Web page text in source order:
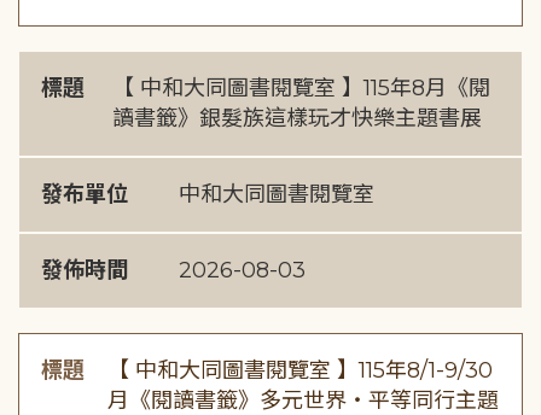
標題
【 中和大同圖書閱覽室 】115年8月《閱
讀書籤》銀髮族這樣玩才快樂主題書展
發布單位 中和大同圖書閱覽室
發佈時間 2026-08-03
標題
【 中和大同圖書閱覽室 】115年8/1-9/30
月《閱讀書籤》多元世界・平等同行主題